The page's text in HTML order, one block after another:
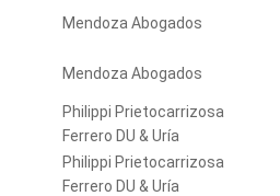
Mendoza Abogados
Mendoza Abogados
Philippi Prietocarrizosa
Ferrero DU & Uría
Philippi Prietocarrizosa
Ferrero DU & Uría